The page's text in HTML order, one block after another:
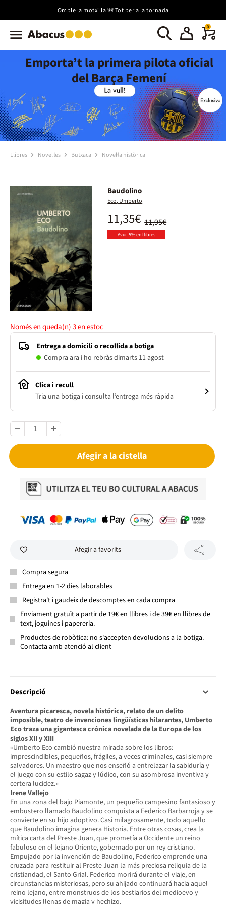
Omple la motxilla 🎒 Tot per a la tornada
0
Emporta’t la primera pilota oficial
del Barça Femení
Llibres Novel·les Butxaca Novel·la històrica
Baudolino
Eco, Umberto
11,95€
11,35€
Avui -5% en llibres
Només en queda(n)3en estoc
Entrega a domicili o recollida a botiga
Compra ara i ho rebràs dimarts 11 agost
Clica i recull
Tria una botiga i consulta l’entrega més ràpida
Afegir a la cistella
Afegir a favorits
Compra segura
Entrega en 1-2 dies laborables
Registra't i gaudeix de descomptes en cada compra
Enviament gratuït a partir de 19€ en llibres i de 39€ en llibres de
text, joguines i papereria.
Productes de robòtica: no s'accepten devolucions a la botiga.
Contacta amb atenció al client
Descripció
Aventura picaresca, novela histórica, relato de un delito
imposible, teatro de invenciones lingüísticas hilarantes, Umberto
Eco traza una gigantesca crónica novelada de la Europa de los
siglos XII y XIII
«Umberto Eco cambió nuestra mirada sobre los libros:
imprescindibles, pequeños, frágiles, a veces criminales, casi siempre
salvadores. Un maestro que nos enseñó a entrelazar la sabiduría y
el juego con su estilo sagaz y lúdico, con su asombrosa inventiva y
certera lucidez.»
Irene Vallejo
En una zona del bajo Piamonte, un pequeño campesino fantasioso y
embustero llamado Baudolino conquista a Federico Barbarroja y se
convierte en su hijo adoptivo. Casi milagrosamente, todo aquello
que Baudolino imagina genera Historia. Entre otras cosas, crea la
mítica carta del Preste Juan, que prometía a Occidente un reino
fabuloso en el lejano Oriente, gobernado por un rey cristiano.
Empujado por la invención de Baudolino, Federico emprende una
cruzada para restituir al Preste Juan la más preciosa reliquia de la
cristiandad, el Santo Grial. Federico morirá durante el viaje, en
circunstancias misteriosas, pero su ahijado continuará hacia aquel
reino lejano, entre monstruos de los bestiarios del medioevo y
vicisitudes llenas de magia y hechizo.